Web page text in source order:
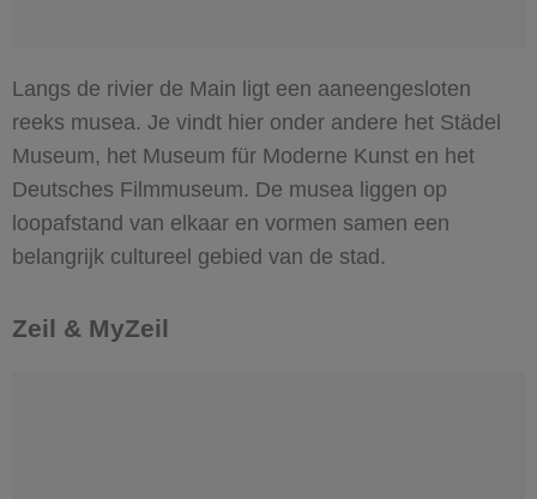
Langs de rivier de Main ligt een aaneengesloten
reeks musea. Je vindt hier onder andere het Städel
Museum, het Museum für Moderne Kunst en het
Deutsches Filmmuseum. De musea liggen op
loopafstand van elkaar en vormen samen een
belangrijk cultureel gebied van de stad.
Zeil & MyZeil